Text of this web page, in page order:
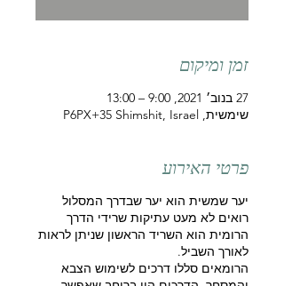
זמן ומיקום
27 בנוב׳ 2021, 9:00 – 13:00
שימשית, P6PX+35 Shimshit, Israel
פרטי האירוע
יער שמשית הוא יער שבדרך המסלול
רואים לא מעט עתיקות שרידי הדרך
הרומית הוא השריד הראשון שניתן לראות
לאורך השביל.
הרומאים סללו דרכים לשימוש הצבא